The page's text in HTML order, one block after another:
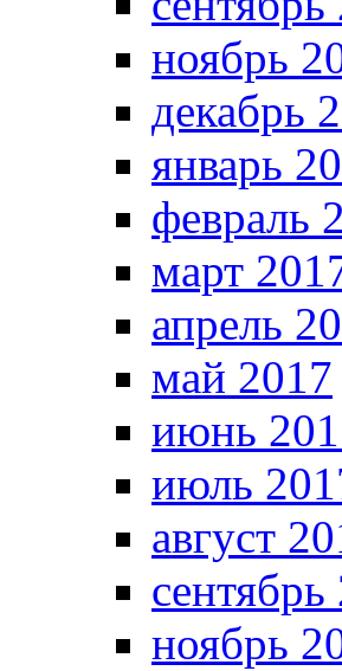
ноябрь
декабрь
январь
февраль
март
апрель
май 2017
июнь
июль
август
ноябрь